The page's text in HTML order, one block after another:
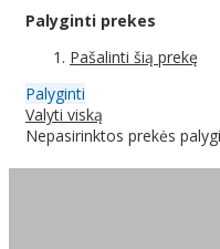
Palyginti prekes
Pašalinti šią prekę
Palyginti
Valyti viską
Nepasirinktos prekės